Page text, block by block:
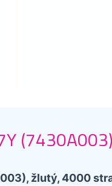
žlutý, 4000